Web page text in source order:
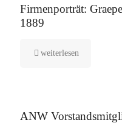
Firmenporträt:
1889
weiterlesen
ANW